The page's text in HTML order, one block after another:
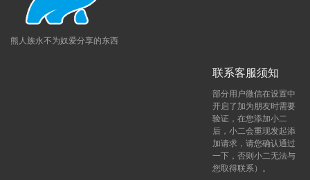
熊人族永不为奴爱分享的东西
联系客服须知
部分用户微信在设置中
开启了加为朋友时需要
验证，在您添加小二
后，小二会重现发起添
加请求，请您确认通过
一下，否则小二无法与
您取得联系）。